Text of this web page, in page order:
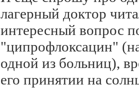
лагерный доктор
интересный вопрос
"ципрофлоксацин"
одной из больниц),
его принятии на